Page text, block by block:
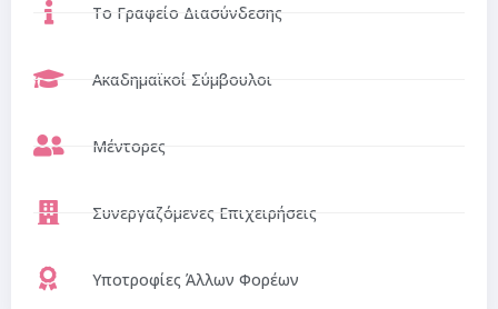
Το Γραφείο Διασύνδεσης
Ακαδημαϊκοί Σύμβουλοι
Μέντορες
Συνεργαζόμενες Επιχειρήσεις
Υποτροφίες Άλλων Φορέων